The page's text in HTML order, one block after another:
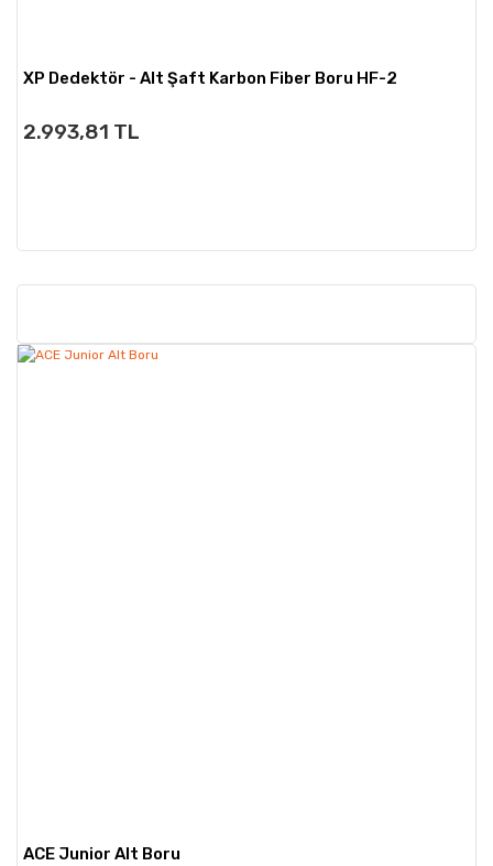
XP Dedektör - Alt Şaft Karbon Fiber Boru HF-2
2.993,81 TL
ACE Junior Alt Boru